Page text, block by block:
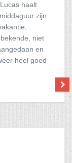
haalt
zijn
niet
en
heel goed